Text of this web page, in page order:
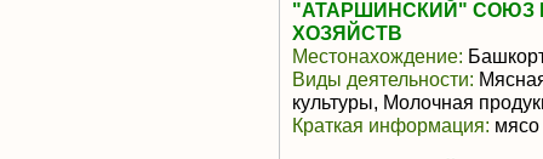
"АТАРШИНСКИЙ" СОЮЗ
ХОЗЯЙСТВ
Местонахождение:
Виды деятельности:
культуры, Молочная
Краткая информация: мясо